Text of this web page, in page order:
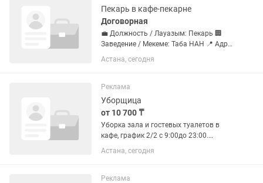
работу. Если ты...
Пекарь в кафе-пекарне
Договорная
💼 Должность / Лауазым: Пекарь 🏢
Заведение / Мекеме: Таба НАН 📍 Адрес
/ Мекенжай: Кордай 81 📆 График /
Кистей: 07:00-21:00 2/2 💰 Зарплата /
собеседовании) 📞 Контакты:
Астана, сегодня
Реклама
Уборщица
от 10 700 ₸
Уборка зала и гостевых туалетов в
кафе, график 2/2 с 9:00до 23:00.
Развозка питание предоставляется.
Оплата 10,700 за смену.на постоянную
Астана, сегодня
Реклама